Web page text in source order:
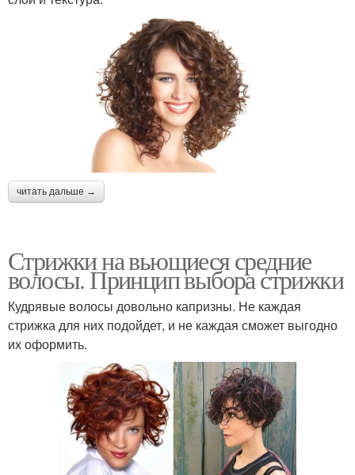
читать дальше →
Стрижки на вьющиеся средние
волосы. Принцип выбора стрижки
Кудрявые волосы довольно капризны. Не каждая
стрижка для них подойдет, и не каждая сможет выгодно
их оформить.